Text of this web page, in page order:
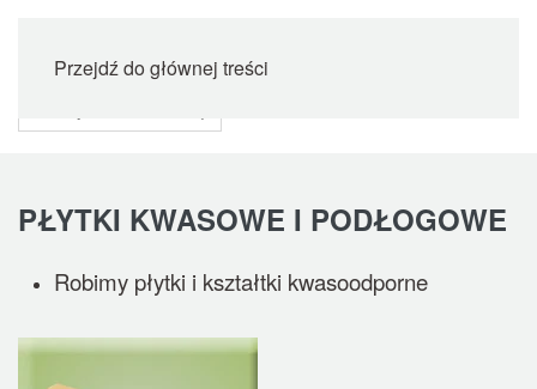
Przejdź do głównej treści
PŁYTKI KWASOWE I PODŁOGOWE
Robimy płytki i kształtki kwasoodporne